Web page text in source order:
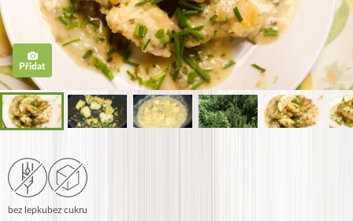
Přidat
bez lepkubez cukru